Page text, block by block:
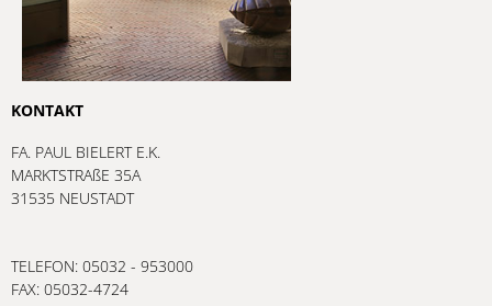
KONTAKT
FA. PAUL BIELERT E.K.
MARKTSTRAßE 35A
31535 NEUSTADT
TELEFON: 05032 - 953000
FAX: 05032-4724